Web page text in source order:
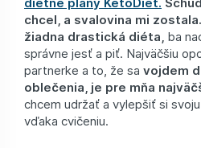
chcel, a svalovina mi zostala.
žiadna drastická diéta, ba
správne jesť a piť. Najväčšiu
partnerke a to, že sa vojdem
oblečenia, je pre mňa
chcem udržať a vylepšiť si
vďaka cvičeniu.